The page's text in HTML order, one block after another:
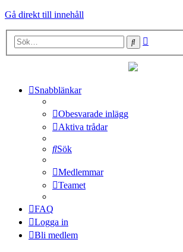
Gå direkt till innehåll
Sök
Snabblänkar
Obesvarade inlägg
Aktiva trådar
Sök
Medlemmar
Teamet
FAQ
Logga in
Bli medlem